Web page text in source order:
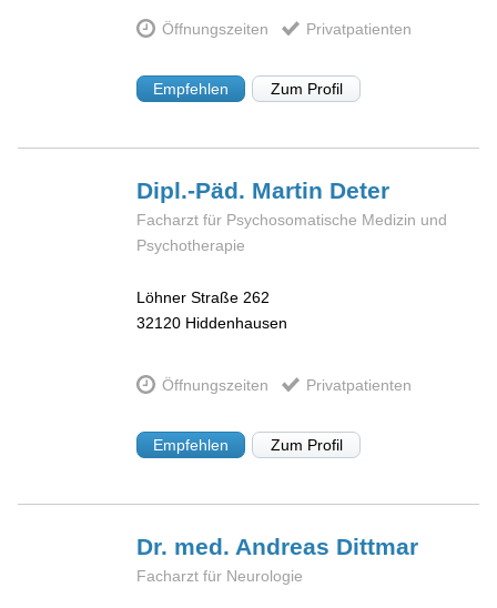
Öffnungszeiten Privatpatienten
Empfehlen Zum Profil
Dipl.-Päd. Martin Deter
Facharzt für Psychosomatische Medizin und
Psychotherapie
Löhner Straße 262
32120 Hiddenhausen
Öffnungszeiten Privatpatienten
Empfehlen Zum Profil
Dr. med. Andreas Dittmar
Facharzt für Neurologie